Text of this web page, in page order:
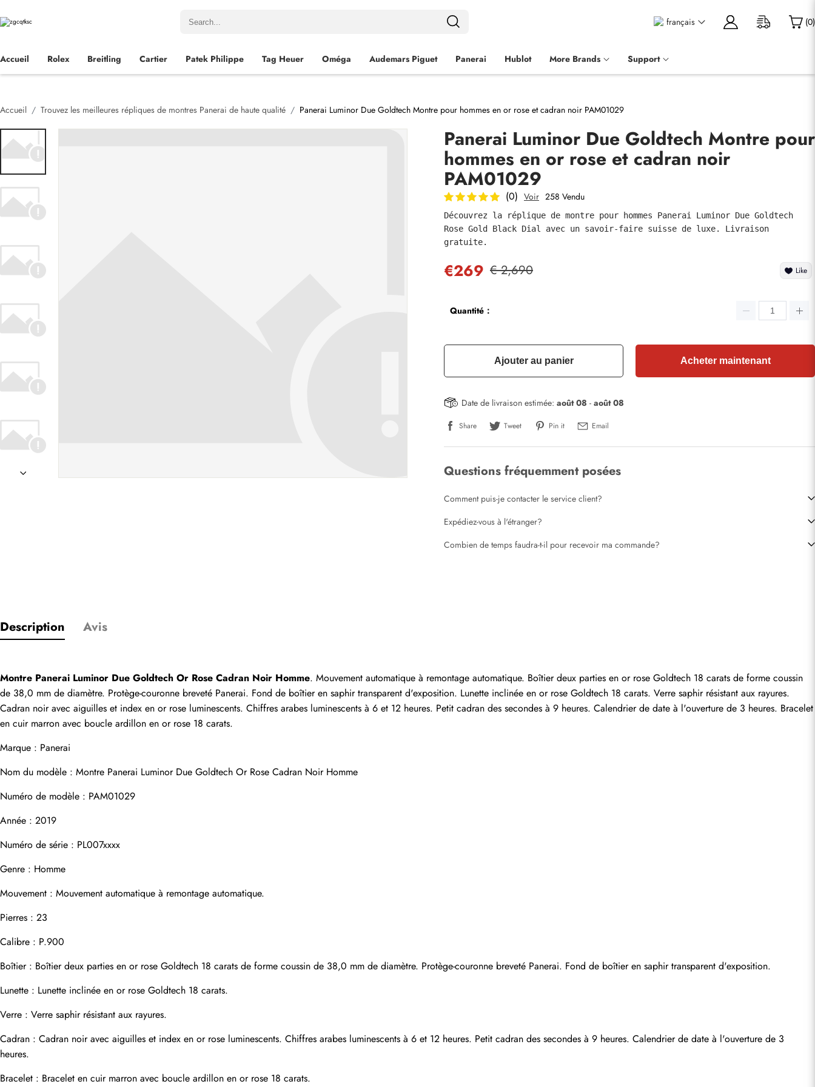
français (0)
Accueil Rolex Breitling Cartier Patek Philippe Tag Heuer Oméga Audemars Piguet Panerai Hublot More Brands Support
Accueil Trouvez les meilleures répliques de montres Panerai de haute qualité Panerai Luminor Due Goldtech Montre pour hommes en or rose et cadran noir PAM01029
Panerai Luminor Due Goldtech Montre pour
hommes en or rose et cadran noir
PAM01029
(0) Voir 258 Vendu
Découvrez la réplique de montre pour hommes Panerai Luminor Due Goldtech
Rose Gold Black Dial avec un savoir-faire suisse de luxe. Livraison
gratuite.
€269 € 2,690 Like
Quantité：
Ajouter au panier Acheter maintenant
Date de livraison estimée: août 08 - août 08
Share Tweet Pin it Email
Questions fréquemment posées
Comment puis-je contacter le service client?
Expédiez-vous à l'étranger?
Combien de temps faudra-t-il pour recevoir ma commande?
Description Avis
Montre Panerai Luminor Due Goldtech Or Rose Cadran Noir Homme. Mouvement automatique à remontage automatique. Boîtier deux parties en or rose Goldtech 18 carats de forme coussin
de 38,0 mm de diamètre. Protège-couronne breveté Panerai. Fond de boîtier en saphir transparent d'exposition. Lunette inclinée en or rose Goldtech 18 carats. Verre saphir résistant aux rayures.
Cadran noir avec aiguilles et index en or rose luminescents. Chiffres arabes luminescents à 6 et 12 heures. Petit cadran des secondes à 9 heures. Calendrier de date à l'ouverture de 3 heures. Bracelet
en cuir marron avec boucle ardillon en or rose 18 carats.
Marque : Panerai
Nom du modèle : Montre Panerai Luminor Due Goldtech Or Rose Cadran Noir Homme
Numéro de modèle : PAM01029
Année : 2019
Numéro de série : PL007xxxx
Genre : Homme
Mouvement : Mouvement automatique à remontage automatique.
Pierres : 23
Calibre : P.900
Boîtier : Boîtier deux parties en or rose Goldtech 18 carats de forme coussin de 38,0 mm de diamètre. Protège-couronne breveté Panerai. Fond de boîtier en saphir transparent d'exposition.
Lunette : Lunette inclinée en or rose Goldtech 18 carats.
Verre : Verre saphir résistant aux rayures.
Cadran : Cadran noir avec aiguilles et index en or rose luminescents. Chiffres arabes luminescents à 6 et 12 heures. Petit cadran des secondes à 9 heures. Calendrier de date à l'ouverture de 3
heures.
Bracelet : Bracelet en cuir marron avec boucle ardillon en or rose 18 carats.
Évaluation
Email
soumettre